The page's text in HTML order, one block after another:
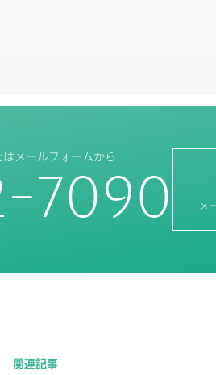
メールフォームから
7090 メ
関連記事